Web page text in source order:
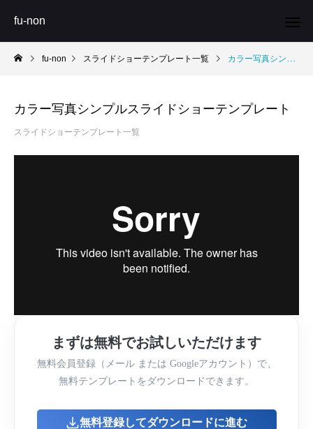
fu-non
fu-non スライドショーテンプレート一覧 カラー写真シンプルスライドショーテンプレート
カラー写真シンプルスライドショーテンプレート
スライドショーテンプレート一覧
まずは無料でお試しいただけます
無料会員登録（メール または Googleアカウント）で、
無料テンプレートをダウンロードできます。
無料登録してダウンロードに進む